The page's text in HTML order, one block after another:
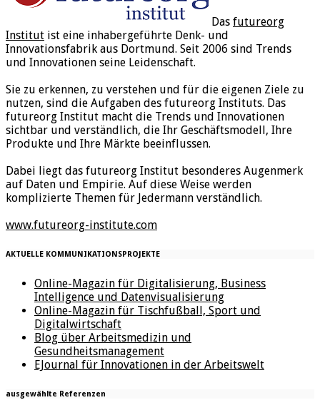
Das futureorg
Institut ist eine inhabergeführte Denk- und
Innovationsfabrik aus Dortmund. Seit 2006 sind Trends
und Innovationen seine Leidenschaft.
Sie zu erkennen, zu verstehen und für die eigenen Ziele zu
nutzen, sind die Aufgaben des futureorg Instituts. Das
futureorg Institut macht die Trends und Innovationen
sichtbar und verständlich, die Ihr Geschäftsmodell, Ihre
Produkte und Ihre Märkte beeinflussen.
Dabei liegt das futureorg Institut besonderes Augenmerk
auf Daten und Empirie. Auf diese Weise werden
komplizierte Themen für Jedermann verständlich.
www.futureorg-institute.com
AKTUELLE KOMMUNIKATIONSPROJEKTE
Online-Magazin für Digitalisierung, Business
Intelligence und Datenvisualisierung
Online-Magazin für Tischfußball, Sport und
Digitalwirtschaft
Blog über Arbeitsmedizin und
Gesundheitsmanagement
EJournal für Innovationen in der Arbeitswelt
ausgewählte Referenzen